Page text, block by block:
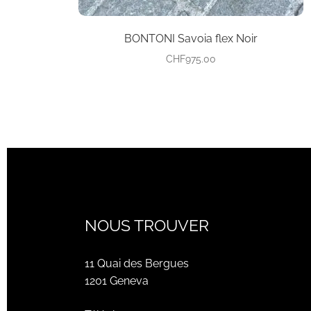
BONTONI Savoia flex Noir
CHF975.00
produit
NOUS TROUVER
11 Quai des Bergues
1201 Geneva